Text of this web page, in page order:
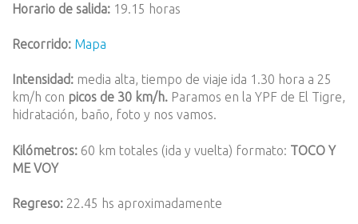
Horario de salida: 19.15 horas
Recorrido: Mapa
Intensidad: media alta, tiempo de viaje ida 1.30 hora a 25
km/h con picos de 30 km/h. Paramos en la YPF de El Tigre,
hidratación, baño, foto y nos vamos.
Kilómetros: 60 km totales (ida y vuelta) formato: TOCO Y
ME VOY
Regreso: 22.45 hs aproximadamente